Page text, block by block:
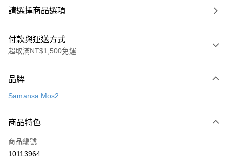
請選擇商品選項
付款與運送方式
超取滿NT$1,500免運
信用卡一次付款
3 期 0 利率 每期
合作金庫商業銀行
上海商業儲蓄銀行
超商取貨付款
LINE Pay
品牌
Samansa Mos2
商品特色
商品編號
10113964